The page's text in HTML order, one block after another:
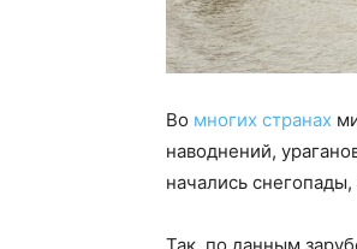
Во многих странах
наводнений,
начались